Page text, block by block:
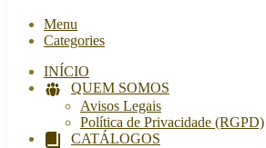
Menu
Categories
INÍCIO
QUEM SOMOS
Avisos Legais
Política de Privacidade (RGPD)
CATÁLOGOS